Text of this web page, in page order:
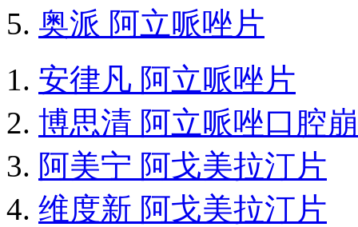
奥派 阿立哌唑片
安律凡 阿立哌唑片
博思清 阿立哌唑口腔
阿美宁 阿戈美拉汀片
维度新 阿戈美拉汀片